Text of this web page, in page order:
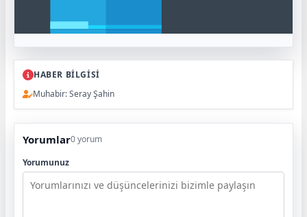
HABER BİLGİSİ
Muhabir: Seray Şahin
Yorumlar0 yorum
Yorumunuz